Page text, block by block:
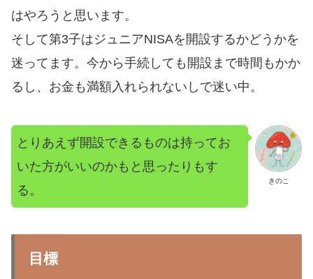
はやろうと思います。
そして第3子はジュニアNISAを開設するかどうかを
迷ってます。今から手続しても開設まで時間もかか
るし、お金も満額入れられないしで迷い中。
きのこ
とりあえず開設できるものは持ってお
いた方がいいのかもと思ったりもす
る。
目標